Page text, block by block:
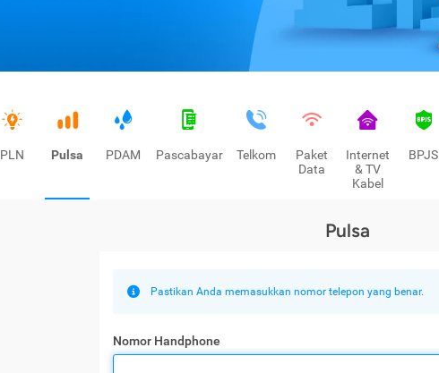
PLN Pulsa PDAM Pascabayar Telkom
Paket
Data
Internet
& TV
Kabel
BPJS
Pulsa
Pastikan Anda memasukkan nomor telepon yang benar.
Nomor Handphone